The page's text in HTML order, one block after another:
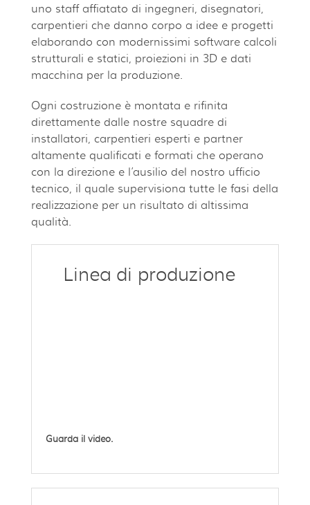
uno staff affiatato di ingegneri, disegnatori,
carpentieri che danno corpo a idee e progetti
elaborando con modernissimi software calcoli
strutturali e statici, proiezioni in 3D e dati
macchina per la produzione.
Ogni costruzione è montata e rifinita
direttamente dalle nostre squadre di
installatori, carpentieri esperti e partner
altamente qualificati e formati che operano
con la direzione e l’ausilio del nostro ufficio
tecnico, il quale supervisiona tutte le fasi della
realizzazione per un risultato di altissima
qualità.
Linea di produzione
Guarda il video.